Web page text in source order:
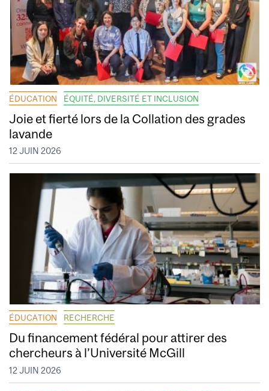
ÉDUCATION ÉQUITÉ, DIVERSITÉ ET INCLUSION
Joie et fierté lors de la Collation des grades
lavande
12 JUIN 2026
ÉDUCATION RECHERCHE
Du financement fédéral pour attirer des
chercheurs à l’Université McGill
12 JUIN 2026